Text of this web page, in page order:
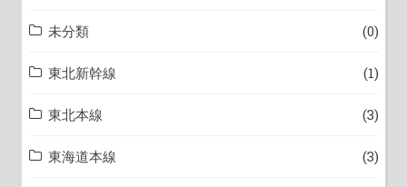
未分類 (0)
東北新幹線 (1)
東北本線 (3)
東海道本線 (3)